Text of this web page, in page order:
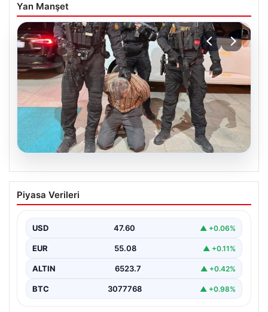
Yan Manşet
05.08.2026
FETÖ’nün Marmaris Suikast Timinde İki
Yıldızın Çıkardığı Sır: Firari Teröristin
15 Temmuz 2016 tarihinde gerçekleştirilen başarısız
girişimin…
Piyasa Verileri
USD 47.60 ▲ +0.06%
EUR 55.08 ▲ +0.11%
ALTIN 6523.7 ▲ +0.42%
BTC 3077768 ▲ +0.98%